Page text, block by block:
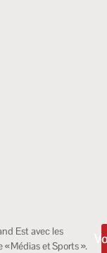
Est avec les
Médias et Sports ».